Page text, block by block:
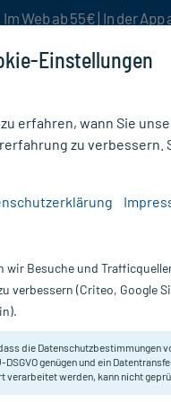
Web ab 55€ | In der
Einstellungen
erfahren, wann Sie
zu
wir Besuche und
verbessern (Criteo, Google
die Datenschutzbestimmungen
DSGVO genügen und ein
verarbeitet werden, kann nicht